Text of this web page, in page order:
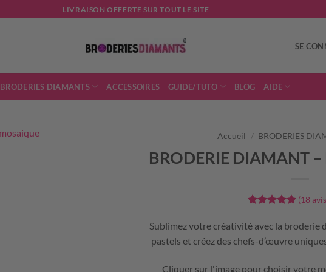
LIVRAISON OFFERTE SUR TOUT LE SITE
SE
DIAMANTS ACCESSOIRES GUIDE/TUTO BLOG AIDE
Accueil / BRODERIES
BRODERIE DIAMANT –
5 basé sur
client
(18
Sublimez votre créativité avec la broderie
pastels et créez des chefs-d’œuvre
Cliquer sur l'image pour choisir votre